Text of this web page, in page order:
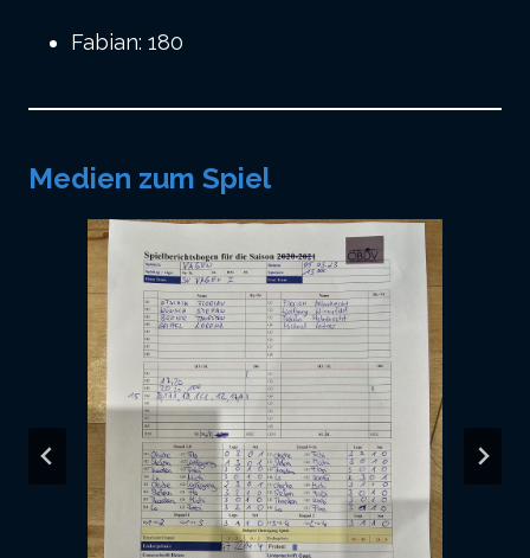
Fabian: 180
Medien zum Spiel